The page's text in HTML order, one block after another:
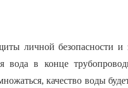
личной безопасности и
вода в конце
качество воды